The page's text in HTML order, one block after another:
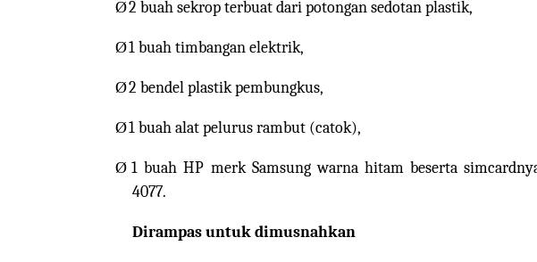
Ø2 buah sekrop terbuat dari potongan sedotan plastik,
Ø1 buah timbangan elektrik,
Ø2 bendel plastik pembungkus,
Ø1 buah alat pelurus rambut (catok),
Ø 1 buah HP merk Samsung warna hitam beserta
4077.
Dirampas untuk dimusnahkan